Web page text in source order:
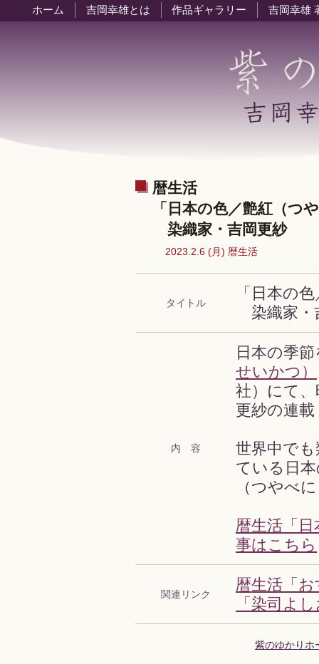
ホーム 吉岡幸雄とは 作品ギャラリー 吉岡幸雄
暦生活
「日本の色／艶紅（つ
染織家・吉岡更紗
2023.2.6 (月) 暦生活
タイトル
「日本の
染織家・
内 容
日本の季
せいかつ）
社）にて
更紗の連
世界中で
ている日
（つやべ
暦生活「
事はこちら
関連リンク
暦生活「
「染司よ
紫のゆかりホ